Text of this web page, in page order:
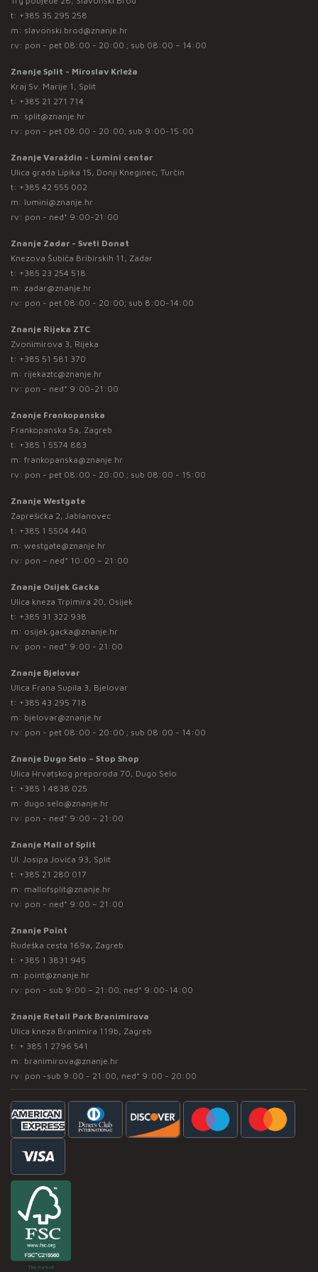
t: +385 35 295 258
m: slavonski.brod@znanje.hr
rv: pon - pet 08:00 - 20:00 ; sub 08:00 – 14:00
Znanje Split - Miroslav Krleža
Kraj Sv. Marije 1, Split
t: +385 21 271 714
m: split@znanje.hr
rv: pon - pet 08:00 - 20:00; sub 9:00-15:00
Znanje Varaždin - Lumini centar
Ulica grada Lipika 15, Donji Kneginec, Turčin
t: +385 42 555 002
m: lumini@znanje.hr
rv: pon - ned* 9:00-21:00
Znanje Zadar - Sveti Donat
Knezova Šubića Bribirskih 11, Zadar
t: +385 23 254 518
m: zadar@znanje.hr
rv: pon - pet 08:00 - 20:00; sub 8:00-14:00
Znanje Rijeka ZTC
Zvonimirova 3, Rijeka
t: +385 51 581 370
m: rijekaztc@znanje.hr
rv: pon - ned* 9:00-21:00
Znanje Frankopanska
Frankopanska 5a, Zagreb
t: +385 1 5574 883
m: frankopanska@znanje.hr
rv: pon - pet 08:00 - 20:00 ; sub 08:00 - 15:00
Znanje Westgate
Zaprešićka 2, Jablanovec
t: +385 1 5504 440
m: westgate@znanje.hr
rv: pon – ned* 10:00 – 21:00
Znanje Osijek Gacka
Ulica kneza Trpimira 20, Osijek
t: +385 31 322 938
m: osijek.gacka@znanje.hr
rv: pon - ned* 9:00 - 21:00
Znanje Bjelovar
Ulica Frana Supila 3, Bjelovar
t: +385 43 295 718
m: bjelovar@znanje.hr
rv: pon - pet 08:00 - 20:00 ; sub 08:00 - 14:00
Znanje Dugo Selo – Stop Shop
Ulica Hrvatskog preporoda 70, Dugo Selo
t: +385 1 4838 025
m: dugo.selo@znanje.hr
rv: pon - ned* 9:00 – 21:00
Znanje Mall of Split
Ul. Josipa Jovića 93, Split
t: +385 21 280 017
m: mallofsplit@znanje.hr
rv: pon - ned* 9:00 – 21:00
Znanje Point
Rudeška cesta 169a, Zagreb
t: +385 1 3831 945
m: point@znanje.hr
rv: pon - sub 9:00 – 21:00; ned* 9:00-14:00
Znanje Retail Park Branimirova
Ulica kneza Branimira 119b, Zagreb
t: + 385 1 2796 541
m: branimirova@znanje.hr
rv: pon -sub 9:00 - 21:00, ned* 9:00 - 20:00